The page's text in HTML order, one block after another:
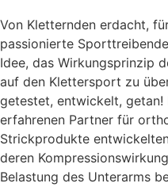
Von Kletternden erdacht,
passionierte
Idee, das Wirkungsprinzip
auf den Klettersport zu
getestet, entwickelt, getan!
erfahrenen Partner für
Strickprodukte
deren
Belastung des Unterarms